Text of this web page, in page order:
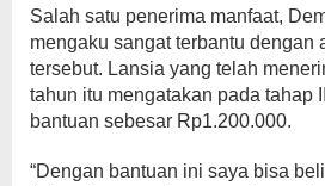
Salah satu penerima manfaat,
mengaku sangat terbantu dengan
tersebut. Lansia yang telah
tahun itu mengatakan pada tahap
bantuan sebesar Rp1.200.000.
“Dengan bantuan ini saya bisa